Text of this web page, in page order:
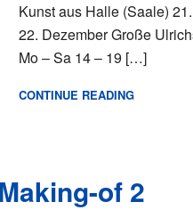
Kunst aus Halle (Saale)
22. Dezember Große
Mo – Sa 14 – 19 […]
CONTINUE READING